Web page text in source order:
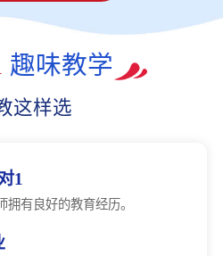
趣味教学
这样选
1
拥有良好的教育经历。